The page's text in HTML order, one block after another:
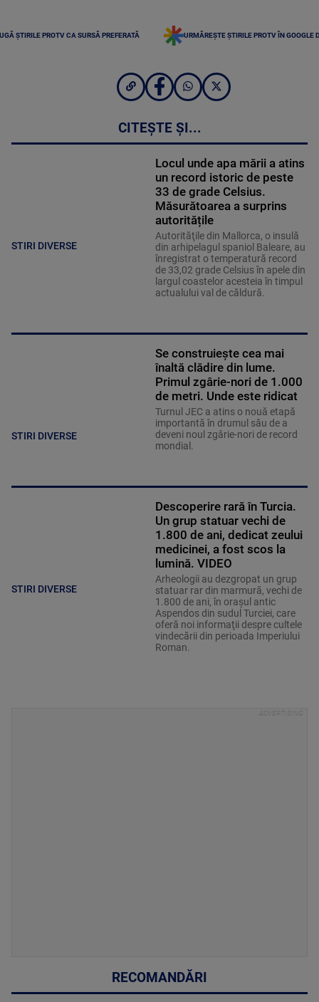
ȘTIRILE PROTV CA SURSĂ PREFERATĂ URMĂREȘTE ȘTIRILE PROTV ÎN GOOGLE
CITEȘTE ȘI...
STIRI DIVERSE
Locul unde apa mării a atins
un record istoric de peste
33 de grade Celsius.
Măsurătoarea a surprins
autoritățile
Autorităţile din Mallorca, o insulă
din arhipelagul spaniol Baleare, au
înregistrat o temperatură record
de 33,02 grade Celsius în apele din
largul coastelor acesteia în timpul
actualului val de căldură.
STIRI DIVERSE
Se construiește cea mai
înaltă clădire din lume.
Primul zgârie-nori de 1.000
de metri. Unde este ridicat
Turnul JEC a atins o nouă etapă
importantă în drumul său de a
deveni noul zgârie-nori de record
mondial.
STIRI DIVERSE
Descoperire rară în Turcia.
Un grup statuar vechi de
1.800 de ani, dedicat zeului
medicinei, a fost scos la
lumină. VIDEO
Arheologii au dezgropat un grup
statuar rar din marmură, vechi de
1.800 de ani, în oraşul antic
Aspendos din sudul Turciei, care
oferă noi informaţii despre cultele
vindecării din perioada Imperiului
Roman.
RECOMANDĂRI